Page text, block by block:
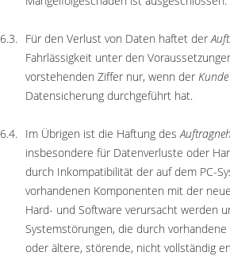
Für den Verlust von Daten haftet der
Fahrlässigkeit unter den
vorstehenden Ziffer nur, wenn der Kunde
Datensicherung durchgeführt hat.
Im Übrigen ist die Haftung des
insbesondere für Datenverluste oder
durch Inkompatibilität der auf dem PC-
vorhandenen Komponenten mit der
Hard- und Software verursacht werden
Systemstörungen, die durch
oder ältere, störende, nicht vollständig